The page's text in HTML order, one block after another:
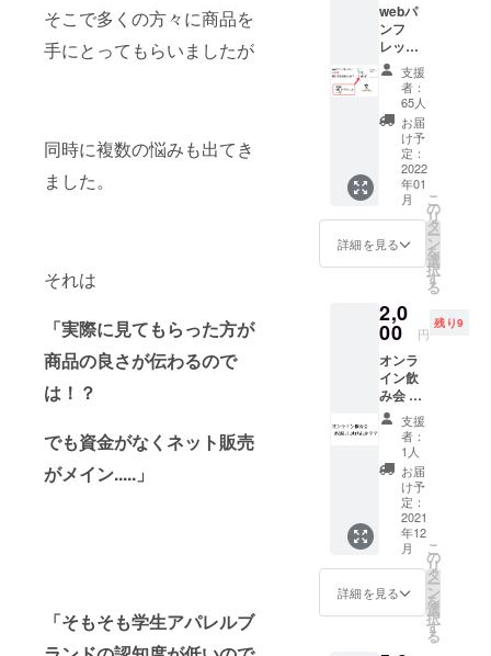
そこで多くの方々に商品を
手にとってもらいましたが
同時に複数の悩みも出てき
ました。
それは
「実際に見てもらった方が
商品の良さが伝わるので
は！？
でも資金がなくネット販売
がメイン.....」
「そもそも学生アパレルブ
webパ
ンフ
レット
に①氏
名、組
織名
②SNS
アカウ
ント③
一言 ■
内容 ①
氏名⇨本
名でも
ニック
ネーム
年でも
す。組
織名⇨団
体、企
業自由
です。
②SNS
アカウ
ントは
１つの
アカウ
ントの
ユー
ザー名
or QR
コード
どちら
かでお
支援
者：
65人
お届
け予
定：
2022
年01
月
詳細を見る
こ
の
リ
タ
ー
ン
を
選
択
す
る
2,0
00 円
残り9
オンラ
イン飲
み会 ■
内容 ・
2021年
12月18
日
20:00-
21:00・
zoom開
催 ・メ
ンバー
から最
低5人参
加いた
しま
支援
者：
1人
お届
け予
定：
2021
年12
月
詳細を見る
こ
の
リ
タ
ー
ン
を
選
択
す
る